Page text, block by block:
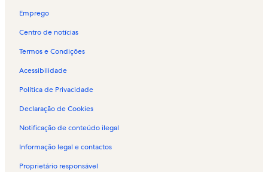
l
j
m
e
t
p
r
f
é
Emprego
Centro de notícias
Termos e Condições
Acessibilidade
Política de Privacidade
Declaração de Cookies
Notificação de conteúdo ilegal
Informação legal e contactos
Proprietário responsável